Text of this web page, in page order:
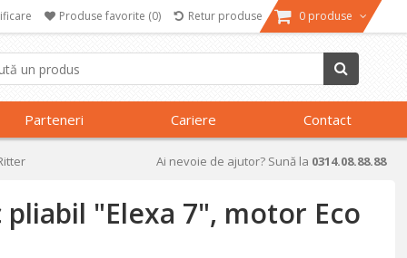
Produse favorite (0) Retur produse 0 produse
Parteneri Cariere Contact
Ai nevoie de ajutor? Sună la 0314.08.88.88
"Elexa 7", motor Eco